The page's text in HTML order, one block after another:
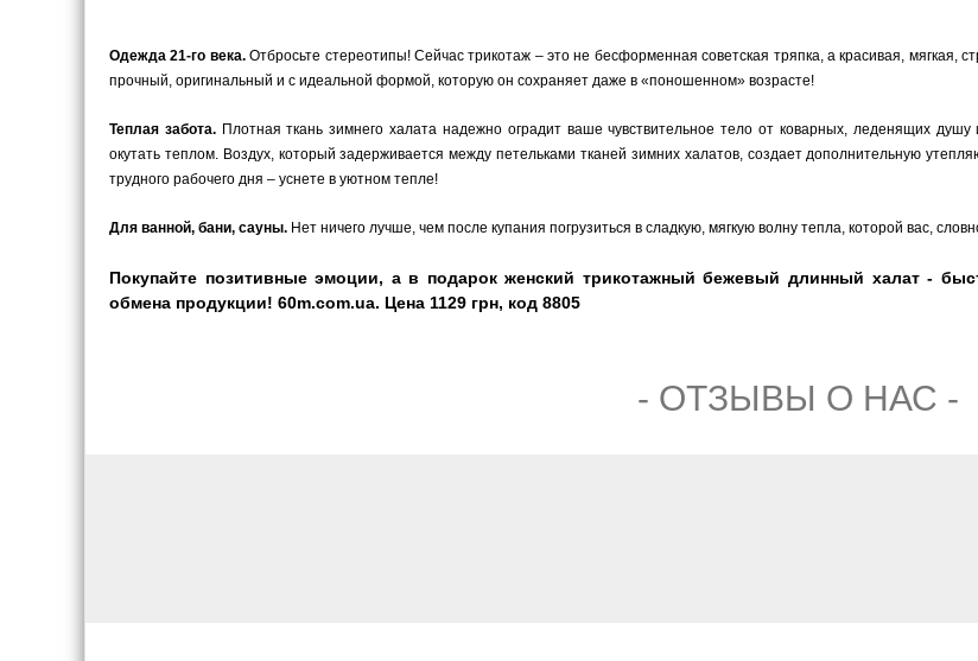
Одежда 21-го века.Отбросьте стереотипы! Сейчас трикотаж – это не бесформенная советская тряпка, а красивая, мягкая,
прочный, оригинальный и с идеальной формой, которую он сохраняет даже в «поношенном» возрасте!
Теплая забота.Плотная ткань зимнего халата надежно оградит ваше чувствительное тело от коварных, леденящих душу
окутать теплом. Воздух, который задерживается между петельками тканей зимних халатов, создает дополнительную
трудного рабочего дня – уснете в уютном тепле!
Для ванной, бани, сауны. Нет ничего лучше, чем после купания погрузиться в сладкую, мягкую волну тепла, которой вас,
Покупайте позитивные эмоции, а в подарок женский трикотажный бежевый длинный халат -
обмена продукции! 60m.com.ua. Цена 1129 грн, код 8805
- ОТЗЫВЫ О НАС -